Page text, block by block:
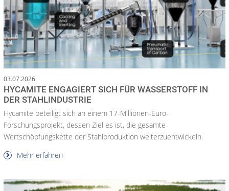
03.07.2026
HYCAMITE ENGAGIERT SICH FÜR WASSERSTOFF IN
DER STAHLINDUSTRIE
Hycamite beteiligt sich an einem 17-Millionen-Euro-
Forschungsprojekt, dessen Ziel es ist, die gesamte
Wertschöpfungskette der Stahlproduktion weiterzuentwickeln.
Mehr erfahren